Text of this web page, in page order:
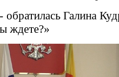
Галина
ждете?»